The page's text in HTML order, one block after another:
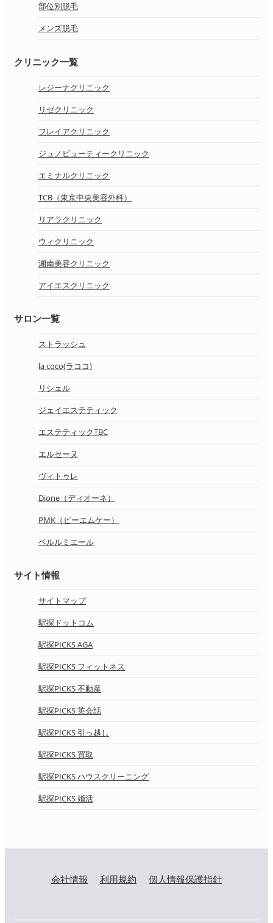
部位別脱毛
メンズ脱毛
クリニック一覧
レジーナクリニック
リゼクリニック
フレイアクリニック
ジュノビューティークリニック
エミナルクリニック
TCB（東京中央美容外科）
リアラクリニック
ウィクリニック
湘南美容クリニック
アイエスクリニック
サロン一覧
ストラッシュ
la coco(ラココ)
リシェル
ジェイエステティック
エステティックTBC
エルセーヌ
ヴィトゥレ
Dione（ディオーネ）
PMK（ピーエムケー）
ベルルミエール
サイト情報
サイトマップ
駅探ドットコム
駅探PICKS AGA
駅探PICKS フィットネス
駅探PICKS 不動産
駅探PICKS 英会話
駅探PICKS 引っ越し
駅探PICKS 買取
駅探PICKS ハウスクリーニング
駅探PICKS 婚活
会社情報 利用規約 個人情報保護指針